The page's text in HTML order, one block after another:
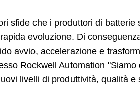
sfide che i produttori di
evoluzione. Di
avvio, accelerazione e
Rockwell Automation
livelli di produttività, qualità e